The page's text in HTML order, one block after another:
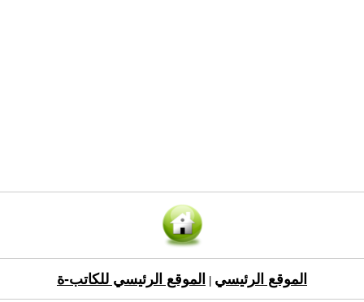
الموقع الرئيسي الموقع الرئيسي للكاتب-ة